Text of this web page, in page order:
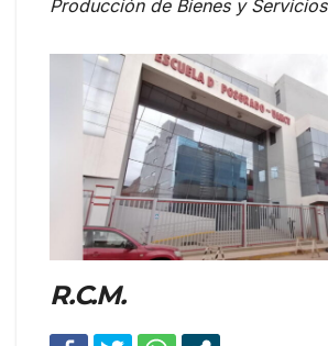
Producción de Bienes y Servicios
R.C.M.